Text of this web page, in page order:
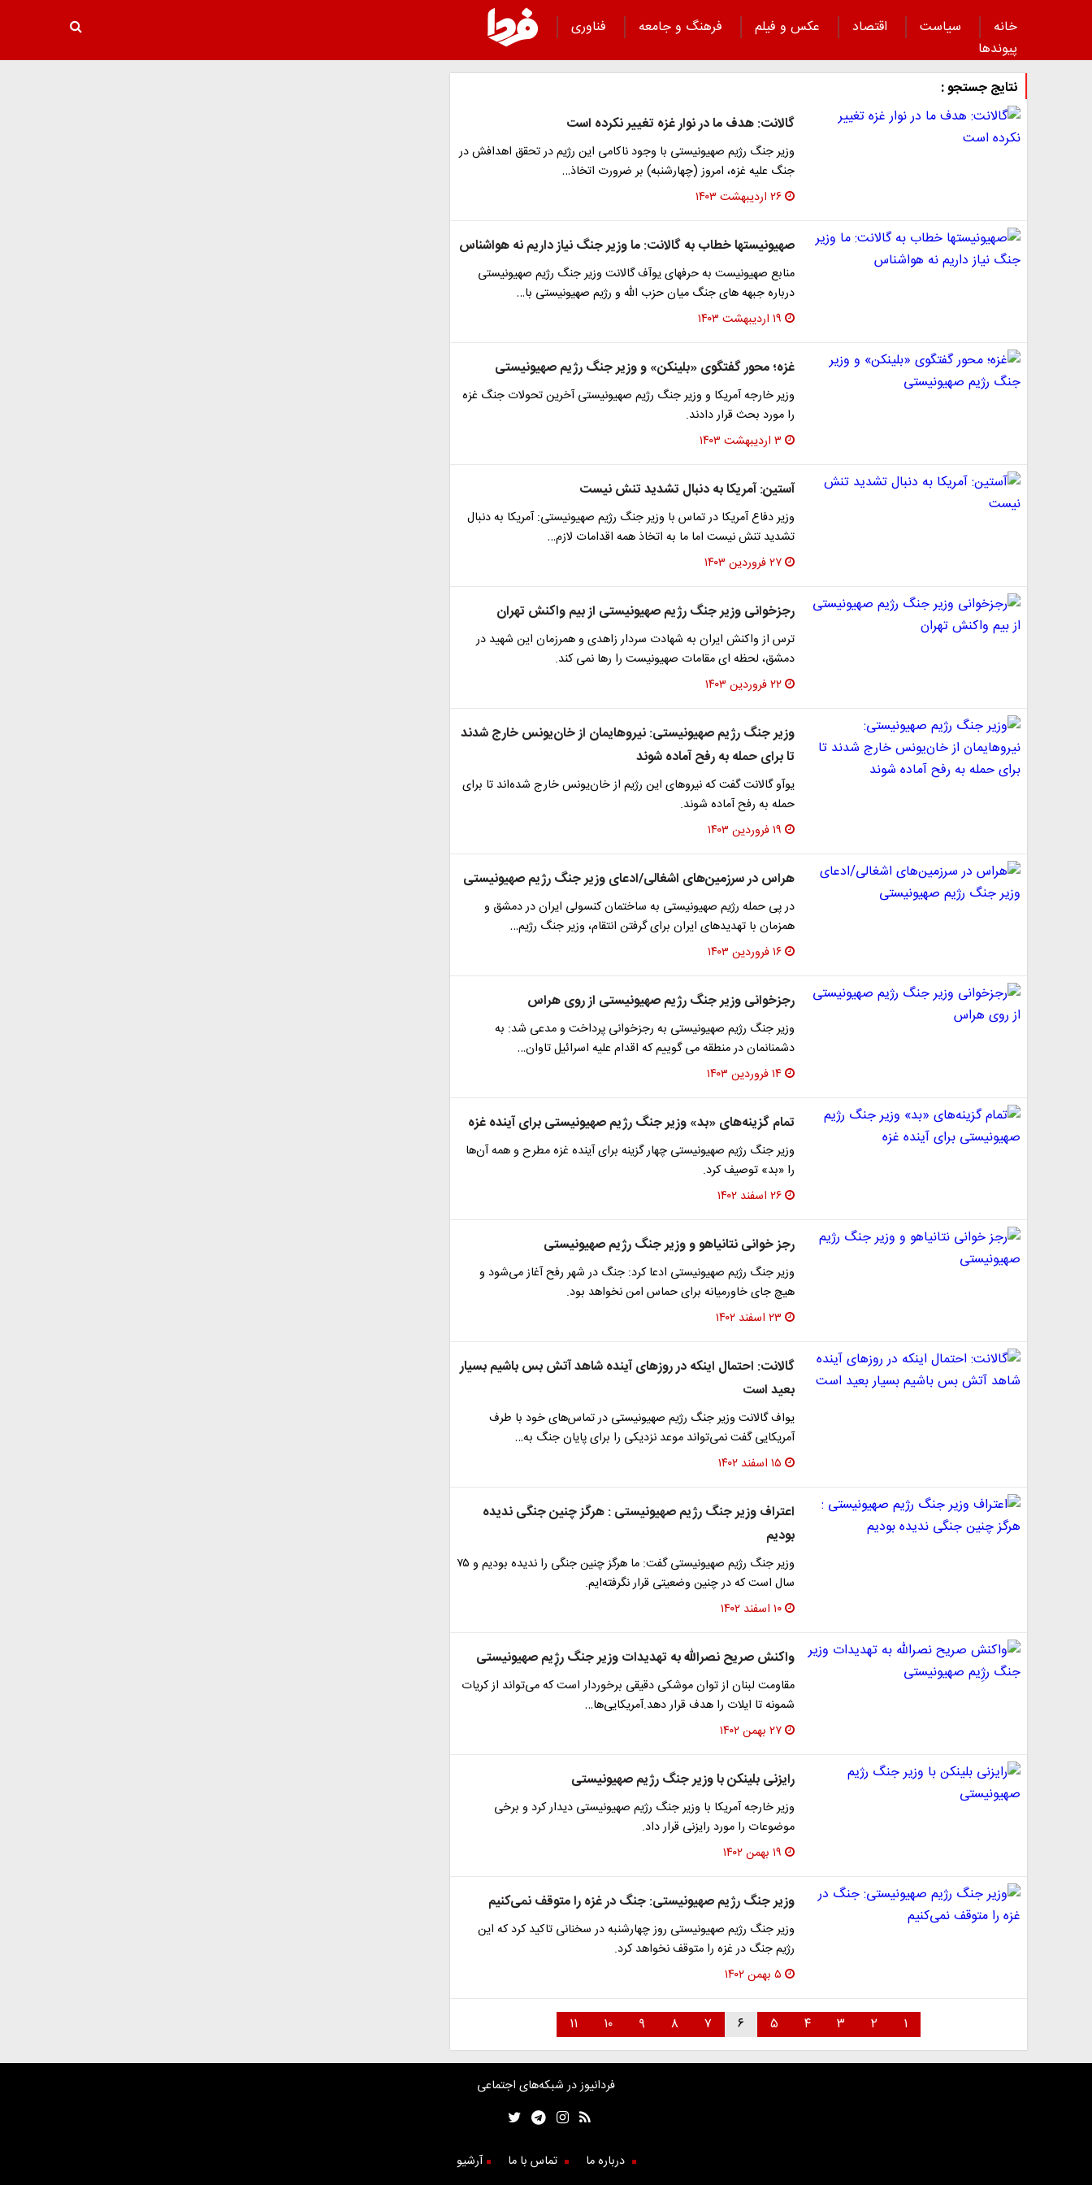
خانه سیاست اقتصاد عکس و فیلم فرهنگ و جامعه
فناوری
پیوند‌ها
نتایج جستجو :
گالانت: هدف ما در نوار غزه تغییر نکرده است
وزیر جنگ رژیم صهیونیستی با وجود ناکامی این رژیم در تحقق اهدافش در
جنگ علیه غزه، امروز (چهارشنبه) بر ضرورت اتخاذ…
۲۶ اردیبهشت ۱۴۰۳
صهیونیستها خطاب به گالانت: ما وزیر جنگ نیاز داریم نه هواشناس
منابع صهیونیست به حرفهای یوآف گالانت وزیر جنگ رژیم صهیونیستی
درباره جبهه های جنگ میان حزب الله و رژیم صهیونیستی با…
۱۹ اردیبهشت ۱۴۰۳
غزه؛ محور گفتگوی «بلینکن» و وزیر جنگ رژیم صهیونیستی
وزیر خارجه آمریکا و وزیر جنگ رژیم صهیونیستی آخرین تحولات جنگ غزه
را مورد بحث قرار دادند.
۳ اردیبهشت ۱۴۰۳
آستین: آمریکا به دنبال تشدید تنش نیست
وزیر دفاع آمریکا در تماس با وزیر جنگ رژیم صهیونیستی: آمریکا به دنبال
تشدید تنش نیست اما ما به اتخاذ همه اقدامات لازم…
۲۷ فروردین ۱۴۰۳
رجزخوانی وزیر جنگ رژیم صهیونیستی از بیم واکنش تهران
ترس از واکنش ایران به شهادت سردار زاهدی و همرزمان این شهید در
دمشق، لحظه ای مقامات صهیونیست را رها نمی کند.
۲۲ فروردین ۱۴۰۳
وزیر جنگ رژیم صهیونیستی: نیروهایمان از خان‌یونس خارج شدند
تا برای حمله به رفح آماده شوند
یوآو گالانت گفت که نیروهای این رژیم از خان‌یونس خارج شده‌اند تا برای
حمله به رفح آماده شوند.
۱۹ فروردین ۱۴۰۳
هراس در سرزمین‌های اشغالی/ادعای وزیر جنگ رژیم صهیونیستی
در پی حمله رژیم صهیونیستی به ساختمان کنسولی ایران در دمشق و
همزمان با تهدیدهای ایران برای گرفتن انتقام، وزیر جنگ رژیم…
۱۶ فروردین ۱۴۰۳
رجزخوانی وزیر جنگ رژیم صهیونیستی از روی هراس
وزیر جنگ رژیم صهیونیستی به رجزخوانی پرداخت و مدعی شد: به
دشمنانمان در منطقه می گوییم که اقدام علیه اسرائیل تاوان…
۱۴ فروردین ۱۴۰۳
تمام گزینه‌های «بد» وزیر جنگ رژیم صهیونیستی برای آینده غزه
وزیر جنگ رژیم صهیونیستی چهار گزینه برای آینده غزه مطرح و همه آن‌ها
را «بد» توصیف کرد.
۲۶ اسفند ۱۴۰۲
رجز خوانی نتانیاهو و وزیر جنگ رژیم صهیونیستی
وزیر جنگ رژیم صهیونیستی ادعا کرد: جنگ در شهر رفح آغاز می‌شود و
هیچ جای خاورمیانه برای حماس امن نخواهد بود.
۲۳ اسفند ۱۴۰۲
گالانت: احتمال اینکه در روزهای آینده شاهد آتش بس باشیم بسیار
بعید است
یواف گالانت وزیر جنگ رژیم صهیونیستی در تماس‌های خود با طرف
آمریکایی گفت نمی‌تواند موعد نزدیکی را برای پایان جنگ به…
۱۵ اسفند ۱۴۰۲
اعتراف وزیر جنگ رژیم صهیونیستی : هرگز چنین جنگی ندیده
بودیم
وزیر جنگ رژیم صهیونیستی گفت: ما هرگز چنین جنگی را ندیده بودیم و ۷۵
سال است که در چنین وضعیتی قرار نگرفته‌ایم.
۱۰ اسفند ۱۴۰۲
واکنش صریح نصرالله به تهدیدات وزیر جنگ رژِیم صهیونیستی
مقاومت لبنان از توان موشکی دقیقی برخوردار است که می‌تواند از کریات
شمونه تا ایلات را هدف قرار دهد.آمریکایی‌ها…
۲۷ بهمن ۱۴۰۲
رایزنی بلینکن با وزیر جنگ رژیم صهیونیستی
وزیر خارجه آمریکا با وزیر جنگ رژیم صهیونیستی دیدار کرد و برخی
موضوعات را مورد رایزنی قرار داد.
۱۹ بهمن ۱۴۰۲
وزیر جنگ رژیم صهیونیستی: جنگ در غزه را متوقف نمی‌کنیم
وزیر جنگ رژیم صهیونیستی روز چهارشنبه در سخنانی تاکید کرد که این
رژیم جنگ در غزه را متوقف نخواهد کرد.
۵ بهمن ۱۴۰۲
۱ ۲ ۳ ۴ ۵ ۶ ۷ ۸ ۹ ۱۰ ۱۱
فردانیوز در شبکه‌های اجتماعی
درباره ما تماس با ما آرشیو